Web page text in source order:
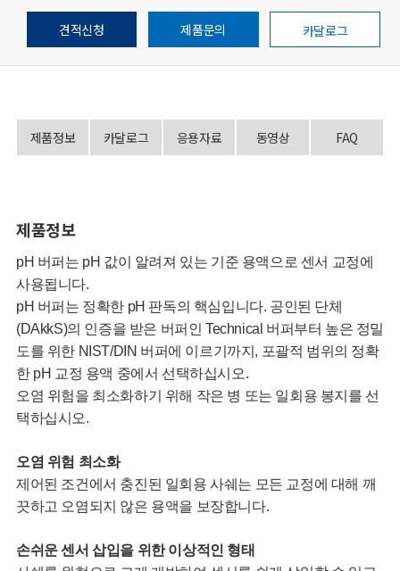
견적신청 제품문의 카달로그
제품정보 카달로그 응용자료 동영상 FAQ
제품정보
pH 버퍼는 pH 값이 알려져 있는 기준 용액으로 센서 교정에
사용됩니다.
pH 버퍼는 정확한 pH 판독의 핵심입니다. 공인된 단체
(DAkkS)의 인증을 받은 버퍼인 Technical 버퍼부터 높은 정밀
도를 위한 NIST/DIN 버퍼에 이르기까지, 포괄적 범위의 정확
한 pH 교정 용액 중에서 선택하십시오.
오염 위험을 최소화하기 위해 작은 병 또는 일회용 봉지를 선
택하십시오.
오염 위험 최소화
제어된 조건에서 충진된 일회용 사쉐는 모든 교정에 대해 깨
끗하고 오염되지 않은 용액을 보장합니다.
손쉬운 센서 삽입을 위한 이상적인 형태